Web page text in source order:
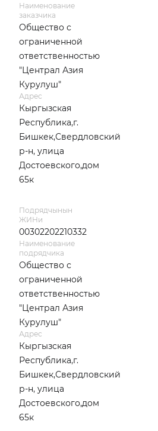
Наименование
заказчика
Общество с
ограниченной
ответственностью
"Централ Азия
Курулуш"
Адрес
Кыргызская
Республика,г.
Бишкек,Свердловский
р-н, улица
Достоевского,дом
65к
Подрядчынын
ЖИНи
00302202210332
Наименование
подрядчика
Общество с
ограниченной
ответственностью
"Централ Азия
Курулуш"
Адрес
Кыргызская
Республика,г.
Бишкек,Свердловский
р-н, улица
Достоевского,дом
65к